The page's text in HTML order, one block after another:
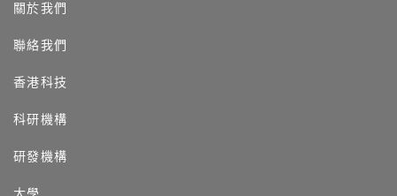
關於我們
聯絡我們
香港科技
科研機構
研發機構